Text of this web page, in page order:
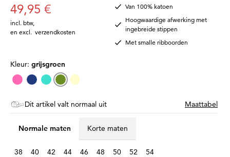
49,95 €
incl. btw,
en excl. verzendkosten
Van 100% katoen
Hoogwaardige afwerking met
ingebreide stippen
Met smalle ribboorden
Kleur: grijsgroen
Dit artikel valt normaal uit Maattabel
Normale maten Korte maten
38 40 42 44 46 48 50 52
54